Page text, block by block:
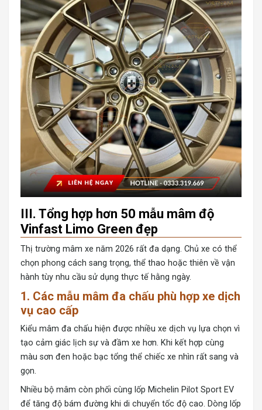
III. Tổng hợp hơn 50 mẫu mâm độ
Vinfast Limo Green đẹp
Thị trường mâm xe năm 2026 rất đa dạng. Chủ xe có thể
chọn phong cách sang trọng, thể thao hoặc thiên về vận
hành tùy nhu cầu sử dụng thực tế hằng ngày.
1. Các mẫu mâm đa chấu phù hợp xe dịch
vụ cao cấp
Kiểu mâm đa chấu hiện được nhiều xe dịch vụ lựa chọn vì
tạo cảm giác lịch sự và đầm xe hơn. Khi kết hợp cùng
màu sơn đen hoặc bạc tổng thể chiếc xe nhìn rất sang và
gọn.
Nhiều bộ mâm còn phối cùng lốp Michelin Pilot Sport EV
để tăng độ bám đường khi di chuyển tốc độ cao. Dòng lốp